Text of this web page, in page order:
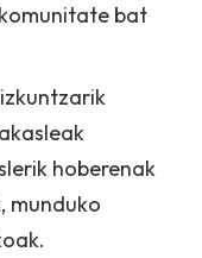
bat
hoberenak
munduko